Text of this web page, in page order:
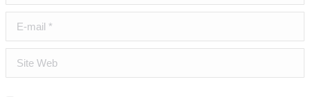
E-mail *
Site Web